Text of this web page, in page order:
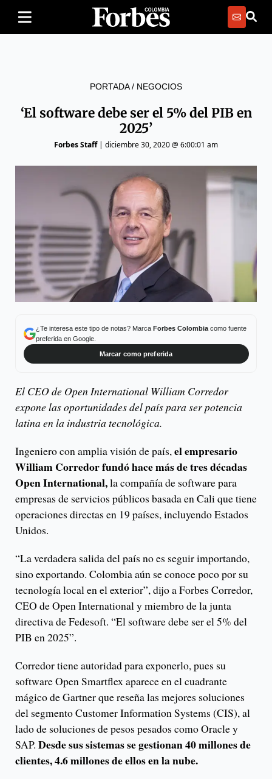
PORTADA/ NEGOCIOS
‘El software debe ser el 5% del PIB en
2025’
Forbes Staff| diciembre 30, 2020 @ 6:00:01 am
¿Te interesa este tipo de notas? Marca Forbes Colombiacomo fuente
preferida en Google.
Marcar como preferida
El CEO de Open International William Corredor
expone las oportunidades del país para ser potencia
latina en la industria tecnológica.
Ingeniero con amplia visión de país,el empresario
William Corredor fundó hace más de tres décadas
Open International,la compañía de software para
empresas de servicios públicos basada en Cali que tiene
operaciones directas en 19 países, incluyendo Estados
Unidos.
“La verdadera salida del país no es seguir importando,
sino exportando. Colombia aún se conoce poco por su
tecnología local en el exterior”, dijo a Forbes Corredor,
CEO de Open International y miembro de la junta
directiva de Fedesoft. “El software debe ser el 5% del
PIB en 2025”.
Corredor tiene autoridad para exponerlo, pues su
software Open Smartflex aparece en el cuadrante
mágico de Gartner que reseña las mejores soluciones
del segmento Customer Information Systems (CIS), al
lado de soluciones de pesos pesados como Oracle y
SAP. Desde sus sistemas se gestionan 40 millones de
clientes, 4.6 millones de ellos en la nube.